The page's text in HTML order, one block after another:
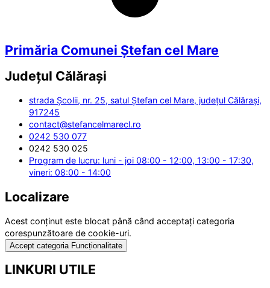
Primăria Comunei Ștefan cel Mare
Județul Călărași
strada Școlii, nr. 25, satul Ștefan cel Mare, județul Călărași,
917245
contact@stefancelmarecl.ro
0242 530 077
0242 530 025
Program de lucru: luni - joi 08:00 - 12:00, 13:00 - 17:30,
vineri: 08:00 - 14:00
Localizare
Acest conținut este blocat până când acceptați categoria
corespunzătoare de cookie-uri.
Accept categoria Funcționalitate
LINKURI UTILE